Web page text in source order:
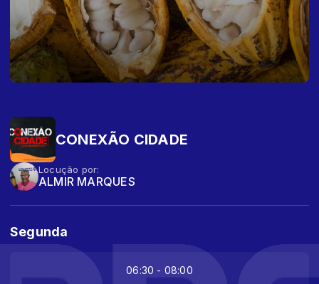
CONEXÃO CIDADE
Locução por:
ALMIR MARQUES
Segunda
06:30 - 08:00